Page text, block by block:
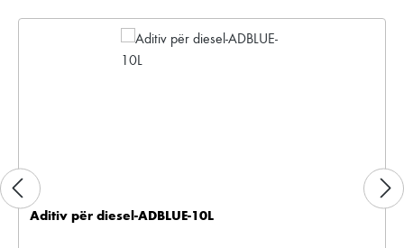
Aditiv për diesel-ADBLUE-10L